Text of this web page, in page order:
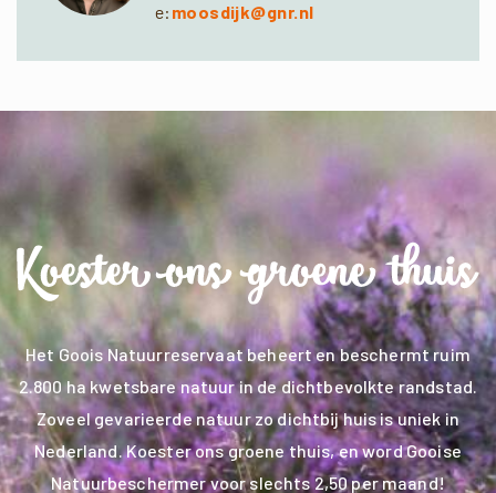
e: moosdijk@gnr.nl
Het Goois Natuurreservaat beheert en beschermt ruim
2.800 ha kwetsbare natuur in de dichtbevolkte randstad.
Zoveel gevarieerde natuur zo dichtbij huis is uniek in
Nederland. Koester ons groene thuis, en word Gooise
Natuurbeschermer voor slechts 2,50 per maand!